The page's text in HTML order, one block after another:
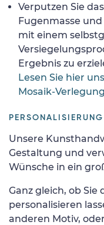
Verputzen Sie
Fugenmasse
mit einem
Ergebnis zu
Lesen Sie hier
Mosaik-Verlegung
PERSONALISIERUNG
Unsere
Gestaltung und
Wünsche in ein
Ganz gleich, ob Sie
personalisieren
anderen Motiv,